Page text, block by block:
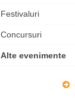
Festivaluri
Concursuri
Alte evenimente